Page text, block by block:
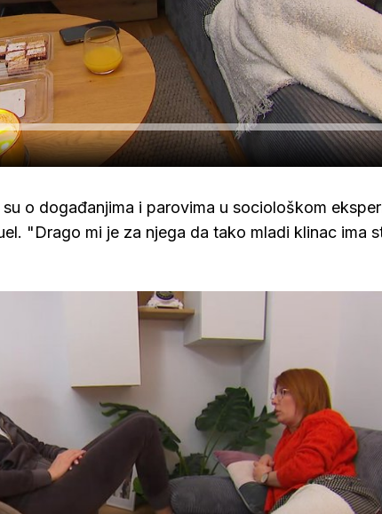
Gledaj
o događanjima i parovima u sociološkom
"Drago mi je za njega da tako mladi klinac ima